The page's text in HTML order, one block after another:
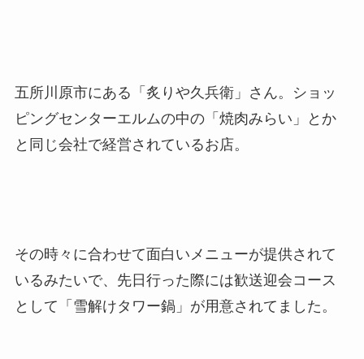
五所川原市にある「炙りや久兵衛」さん。ショッ
ピングセンターエルムの中の「焼肉みらい」とか
と同じ会社で経営されているお店。
その時々に合わせて面白いメニューが提供されて
いるみたいで、先日行った際には歓送迎会コース
として「雪解けタワー鍋」が用意されてました。